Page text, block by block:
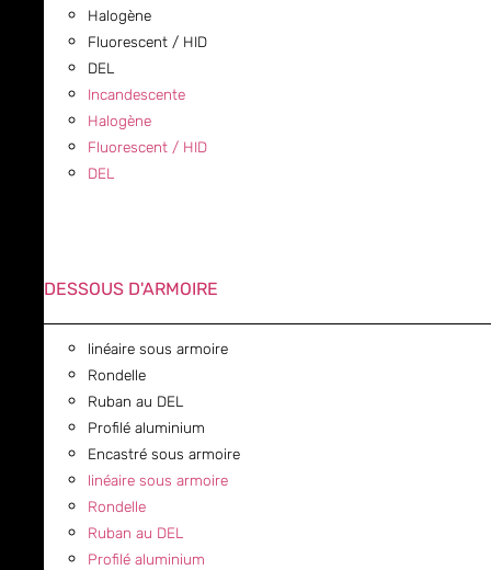
Halogène
Fluorescent / HID
DEL
Incandescente
Halogène
Fluorescent / HID
DEL
DESSOUS D'ARMOIRE
linéaire sous armoire
Rondelle
Ruban au DEL
Profilé aluminium
Encastré sous armoire
linéaire sous armoire
Rondelle
Ruban au DEL
Profilé aluminium